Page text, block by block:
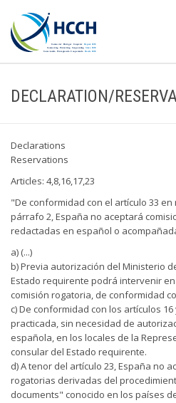
DECLARATION/
Declarations
Reservations
Articles: 4,8,16,17,23
"De conformidad con el artículo 33
párrafo 2, España no aceptará
redactadas en español o
a) (...)
b) Previa autorización del Ministerio
Estado requirente podrá intervenir
comisión rogatoria, de conformidad
c) De conformidad con los artículos
practicada, sin necesidad de
española, en los locales de la
consular del Estado requirente.
d) A tenor del artículo 23, España no
rogatorias derivadas del
documents" conocido en los países